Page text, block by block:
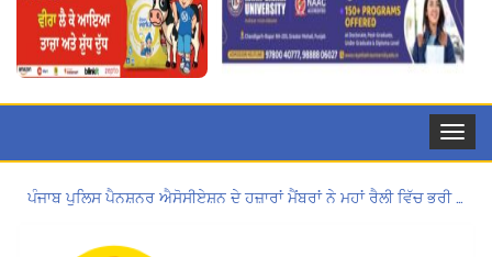
Toggle
ਪੰਜਾਬ ਪੁਲਿਸ ਪੈਨਸ਼ਨਰ ਐਸੋਸੀਏਸ਼ਨ ਦੇ ਹਜ਼ਾਰਾਂ ਮੈਂਬਰਾਂ ਨੇ ਮਹਾਂ ਰੈਲੀ ਵਿੱਚ ਭਰੀ ਹਾਜ਼ਰੀ
Hukamnama Sri Darbar Sahib, Amritsar – Punjabi Dunia